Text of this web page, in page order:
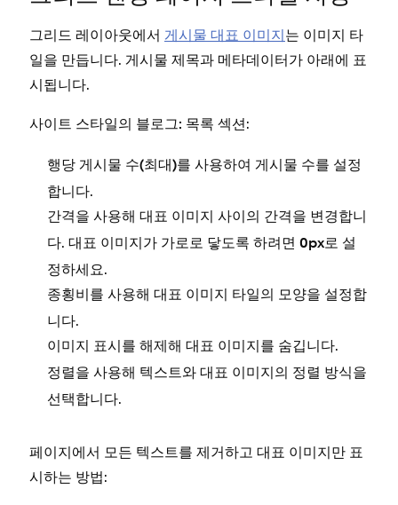
그리드 레이아웃에서 게시물 대표 이미지는 이미지 타
일을 만듭니다. 게시물 제목과 메타데이터가 아래에 표
시됩니다.
사이트 스타일의 블로그: 목록 섹션:
행당 게시물 수(최대)를 사용하여 게시물 수를 설정
합니다.
간격을 사용해 대표 이미지 사이의 간격을 변경합니
다. 대표 이미지가 가로로 닿도록 하려면 0px로 설
정하세요.
종횡비 를 사용해 대표 이미지 타일의 모양을 설정합
니다.
이미지 표시 를 해제해 대표 이미지를 숨깁니다.
정렬을 사용해 텍스트와 대표 이미지의 정렬 방식을
선택합니다.
페이지에서 모든 텍스트를 제거하고 대표 이미지만 표
시하는 방법: